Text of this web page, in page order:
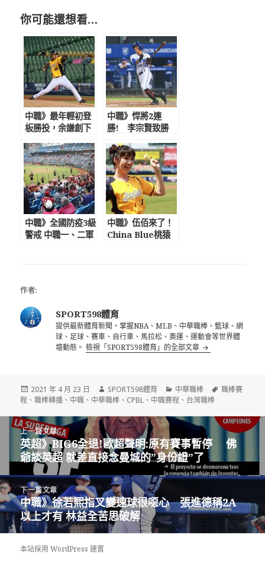
你可能還想看…
中職》最年輕初登
板勝投，余謙創下
發機會 助總給80
分好評
中職》悍將2連
勝! 李宗賢致勝
化解猿反撲
中職》全國防疫3級
警戒 中職一、二軍
中職》伍佰來了！
China Blue桃猿
作者:
SPORT598體育
提供最新體育新聞，掌握NBA、MLB、中華職棒、籃球、網
球、足球、賽車、自行車、馬拉松、奧運、運動會等世界體
壇動態。檢視「SPORT598體育」的全部文章
發
佈
期:
2021 年 4 月 23 日
作
者
SPORT598體育
分
類
中華職棒
標
職棒賽
程 、職棒轉播 、 中職 、 中華職棒 、 CPBL 、 中職賽程 、 台灣職棒
上一篇文章
上
一
篇
文
章:
英超》BIG6全退!歐超聲明:原有賽事暫停 佛
爺談英超 就差直接念曼城的”身份證”了
下一篇文章
下
一
篇
文
中職》徐若熙指叉變速球很噁心 張進德稱2A
以上才有 林益全苦思破解
本站採用 WordPress 建置